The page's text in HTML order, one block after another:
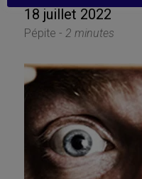
18 juillet 2022
Pépite - 2 minutes